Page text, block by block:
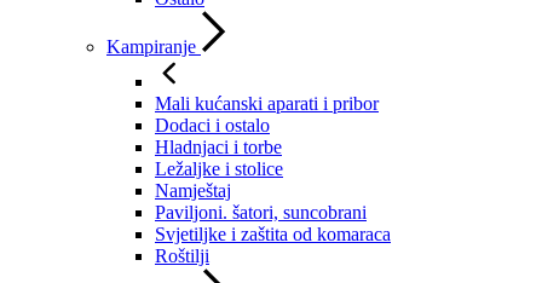
Kampiranje
Mali kućanski aparati i pribor
Dodaci i ostalo
Hladnjaci i torbe
Ležaljke i stolice
Namještaj
Paviljoni. šatori, suncobrani
Svjetiljke i zaštita od komaraca
Roštilji